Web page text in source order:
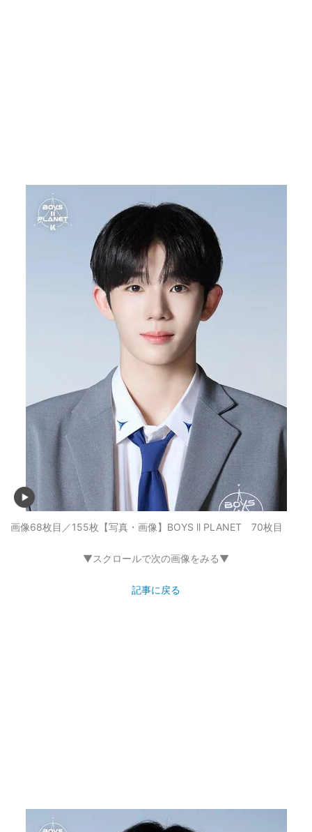
画像68枚目／155枚 【写真・画像】BOYS ll PLANET 70枚目
▼スクロールで次の画像をみる▼
記事に戻る